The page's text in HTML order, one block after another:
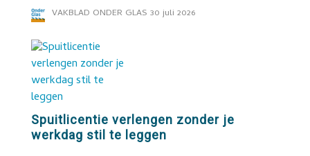
VAKBLAD ONDER GLAS 30 juli 2026
Spuitlicentie verlengen zonder je
werkdag stil te leggen